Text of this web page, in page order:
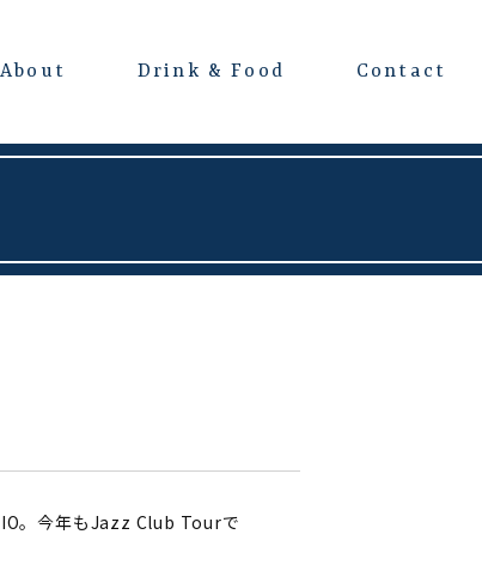
About Drink & Food Contact
。今年もJazz Club Tourで